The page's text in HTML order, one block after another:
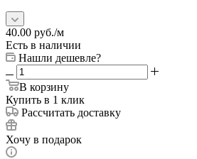
40.00 руб./м
Есть в наличии
Нашли дешевле?
В корзину
Купить в 1 клик
Рассчитать доставку
Хочу в подарок